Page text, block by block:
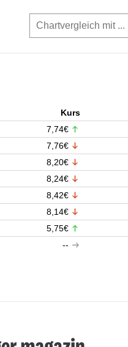
Kurs
7,74€
7,76€
8,20€
8,24€
8,42€
8,14€
5,75€
--